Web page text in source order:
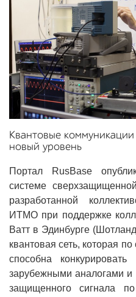
Квантовые
новый уровень
Портал RusBase
системе
разработанной
ИТМО при поддержке
Ватт в Эдинбурге
квантовая сеть, которая
способна
зарубежными аналогами и
защищенного сигнала